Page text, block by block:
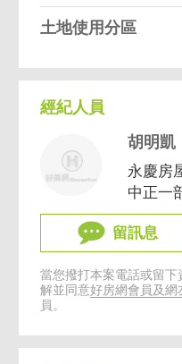
土地使用分區
經紀人員
胡明凱
永慶房
中正一
留訊息
當您撥打本案電話或留
解並同意好房網會員及網
員。